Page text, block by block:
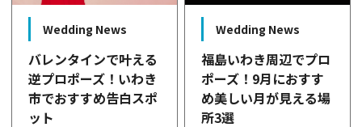
Wedding News
バレンタインで叶える
逆プロポーズ！いわき
市でおすすめ告白スポ
ット
Wedding News
福島いわき周辺でプロ
ポーズ！9月におすす
め美しい月が見える場
所3選